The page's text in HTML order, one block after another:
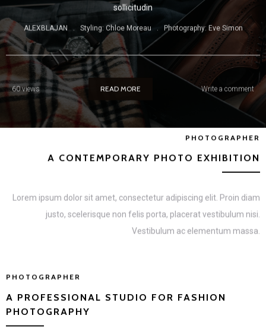
sollicitudin
ALEXBLAJAN . Styling: Chloe Moreau . Photography: Eve Simon
60 views READ MORE Write a comment
PHOTOGRAPHER
A CONTEMPORARY PHOTO EXHIBITION
Lorem ipsum dolor sit amet, consectetur adipiscing elit. Proin diam
justo, scelerisque non felis porta, placerat vestibulum nisi.
Vestibulum ac elementum massa.
PHOTOGRAPHER
A PROFESSIONAL STUDIO FOR FASHION
PHOTOGRAPHY